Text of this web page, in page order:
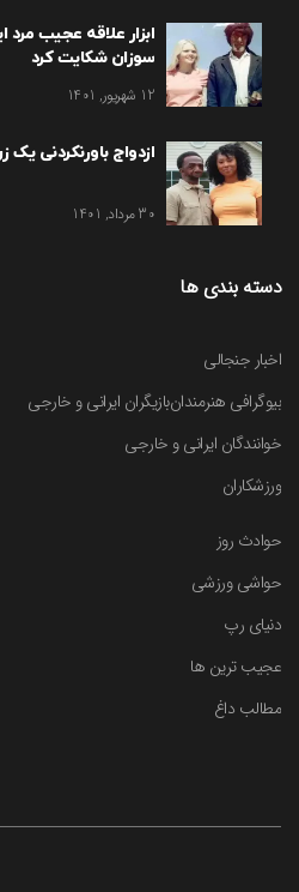
ابزار علاقه عجیب مرد
سوزان شکایت کرد
12 شهریور, 1401
ازدواج باورنکردنی
30 مرداد, 1401
دسته بندی ها
اخبار جنجالی
بیوگرافی هنرمندانبازیگران ایرانی و خارجی
خوانندگان ایرانی و خارجی
ورزشکاران
حوادث روز
حواشی ورزشی
دنیای رپ
عجیب ترین ها
مطالب داغ